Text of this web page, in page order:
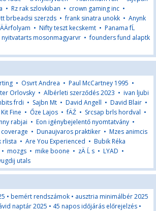
• Rz rak szlovkiban • crown gaming inc •
brbeadsi szerzds •frank sinatra unokk • Anynk
• Nifty teszt kecskemt • Panama fĹ
nyitvatarts mosonmagyarvr •founders fund alaptk
• Osvrt Andrea • Paul McCartney 1995 •
Orlovsky • Albérleti szerződés 2023 • ivan ljubi
frdi • Sajbn Mt • David Angell • David Blair •
Kit Fine • Őze Lajos •fÄŹ • Srcsap brls hordval •
rabjai • Eon igénybejelentő nyomtatvány •
coverage • Dunaujvaros praktiker • Mzes animcis
rlista • Are You Experienced • Bubik Réka
• mozgs • mike boone • zÄ Ĺ s • LYAD •
utals
• bemért rendszámok • ausztria minimálbér 2025
naptár 2025 • 45 napos időjárás előrejelzés •